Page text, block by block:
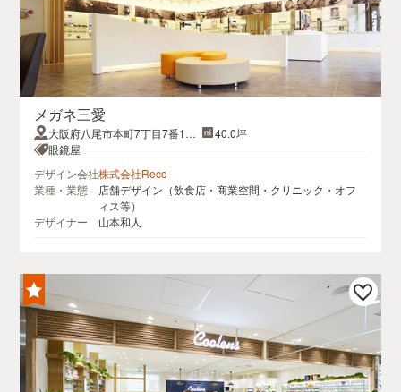
メガネ三愛
大阪府八尾市本町7丁目7番10
号
40.0坪
眼鏡屋
デザイン会社株式会社Reco
業種・業態
店舗デザイン（飲食店・商業空間・クリニック・オフ
ィス等）
デザイナー
山本和人